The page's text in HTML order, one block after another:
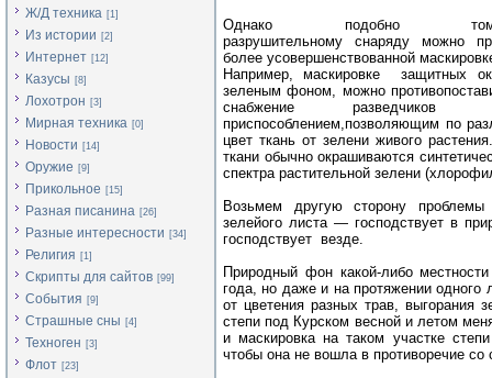
Ж/Д техника [1]
Из истории [2]
Интернет [12]
Казусы [8]
Лохотрон [3]
Мирная техника [0]
Новости [14]
Оружие [9]
Прикольное [15]
Разная писанина [26]
Разные интересности [34]
Религия [1]
Скрипты для сайтов [99]
События [9]
Страшные сны [4]
Техноген [3]
Флот [23]
Однако подобно
разрушительному снаряду можно
более усовершенствованной
Например, маскировке защитных
зеленым фоном, можно
снабжение разведчиков
приспособлением,позволяющим по
цвет ткань от зелени живого
ткани обычно окрашиваются
спектра растительной зелени
Возьмем другую сторону
зелейого листа — господствует в
господствует везде.
Природный фон какой-либо
года, но даже и на протяжении одного
от цветения разных трав, выгорания
степи под Курском весной и летом
и маскировка на таком участке
чтобы она не вошла в противоречие со